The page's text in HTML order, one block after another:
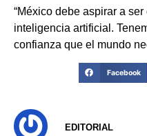
“México debe aspirar a
inteligencia artificial.
confianza que el mundo
Facebook
EDITORIAL